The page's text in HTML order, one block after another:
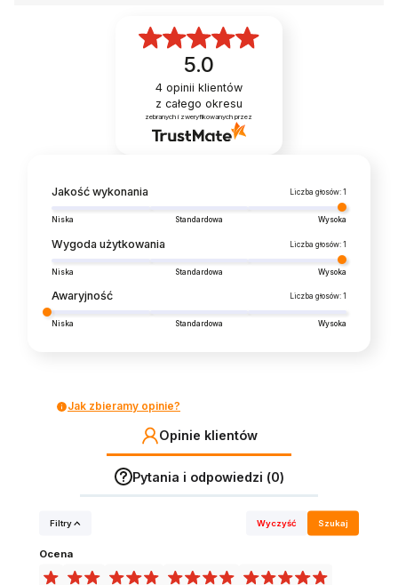
5.0
4opinii klientów
z całego okresu
zebranych i zweryfikowanych przez
Jakość wykonania Liczba głosów: 1
Niska Standardowa Wysoka
Wygoda użytkowania Liczba głosów: 1
Niska Standardowa Wysoka
Awaryjność Liczba głosów: 1
Niska Standardowa Wysoka
Jak zbieramy opinie?
Opinie klientów
Pytania i odpowiedzi (0)
Filtry Wyczyść Szukaj
Ocena